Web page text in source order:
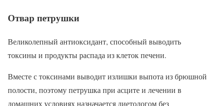
Отвар петрушки
Великолепный антиоксидант, способный выводить
токсины и продукты распада из клеток печени.
Вместе с токсинами выводит излишки выпота из брюшной
полости, поэтому петрушка при асците и лечении в
домашних условиях назначается диетологом без